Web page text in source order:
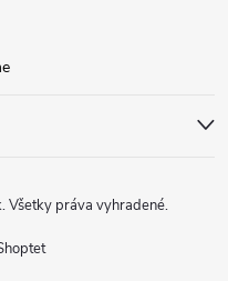
. Všetky práva vyhradené.